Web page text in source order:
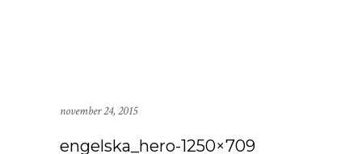
november 24, 2015
engelska_hero-1250×709